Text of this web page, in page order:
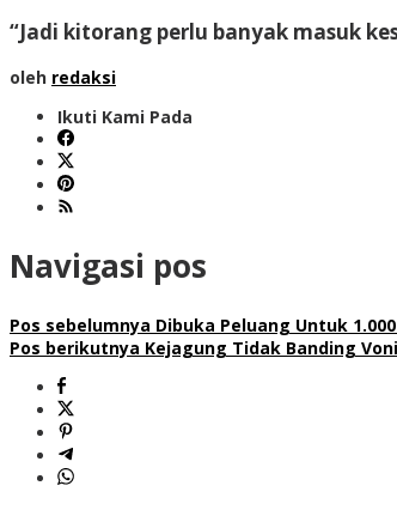
“Jadi kitorang perlu banyak masuk
oleh redaksi
Ikuti Kami Pada
Navigasi pos
Pos sebelumnya Dibuka Peluang Untuk
Pos berikutnya Kejagung Tidak Banding